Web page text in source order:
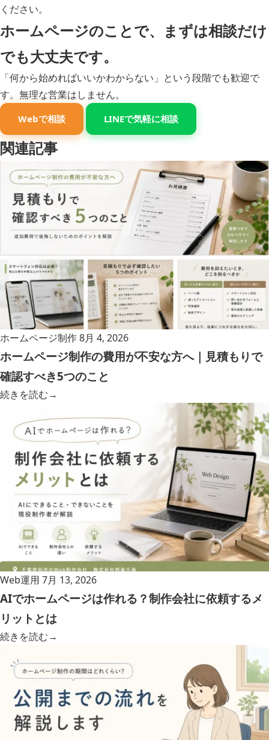
ください。
ホームページのことで、まずは相談だけ
でも大丈夫です。
「何から始めればいいかわからない」という段階でも歓迎で
す。無理な営業はしません。
Webで相談 LINEで気軽に相談
関連記事
ホームページ制作8月 4, 2026
ホームページ制作の費用が不安な方へ｜見積もりで
確認すべき5つのこと
続きを読む→
Web運用 7月 13, 2026
AIでホームページは作れる？制作会社に依頼するメ
リットとは
続きを読む→